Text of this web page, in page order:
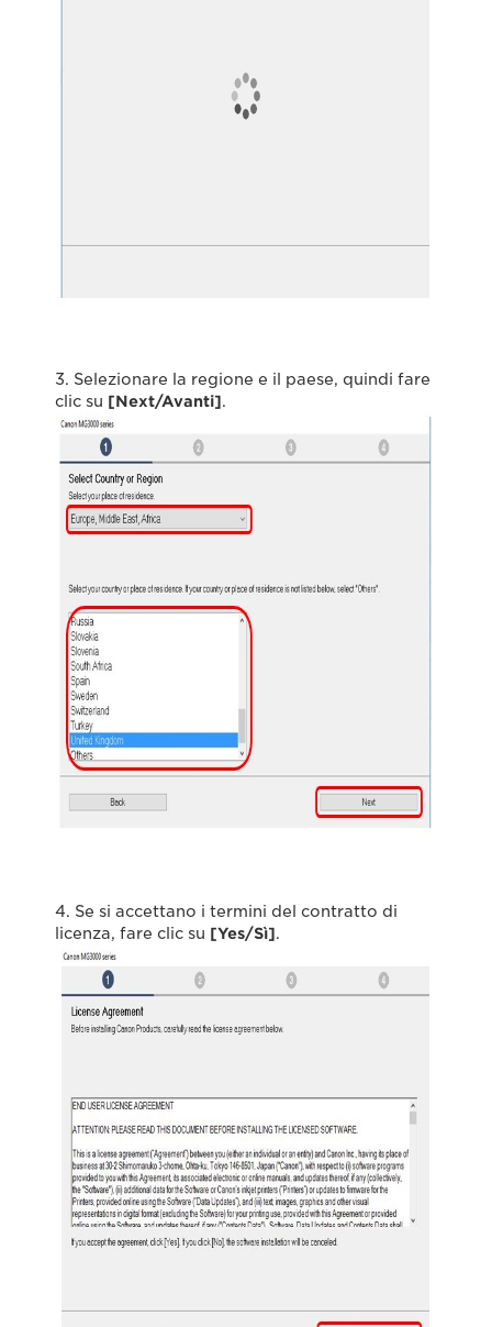
3. Selezionare la regione e il paese, quindi fare
clic su [Next/Avanti].
4. Se si accettano i termini del contratto di
licenza, fare clic su [Yes/Sì].